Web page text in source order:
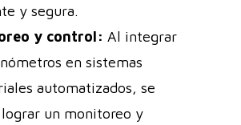
y segura.
y control: Al integrar
en sistemas
automatizados, se
un monitoreo y